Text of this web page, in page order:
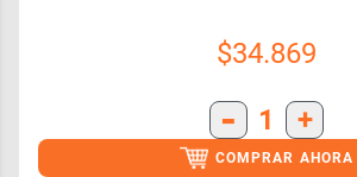
$34.869
- 1 +
COMPRAR AHORA